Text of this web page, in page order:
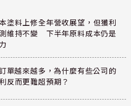
塗料上修全年營收展望，但獲利
維持不變 下半年原料成本仍是
單越來越多，為什麼有些公司的
反而更難超預期？